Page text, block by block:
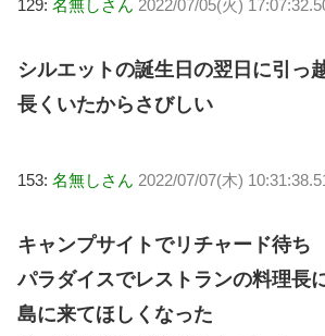
129: 名無しさん 2022/07/05(火)
シルエットの誕生日の翌日に引っ
長くいたからさびしい
153: 名無しさん 2022/07/07(木)
キャンプサイトでリチャード待ち
パラダイスでレストランの料理長
島に来てほしくなった